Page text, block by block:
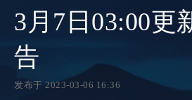
3月7日03:00更
告
发布于 2023-03-06 16:36